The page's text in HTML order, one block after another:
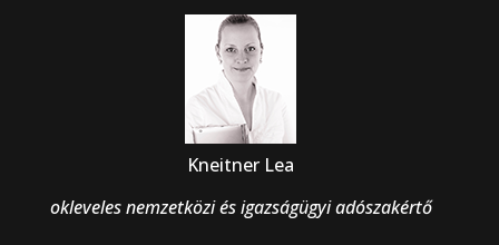
Kneitner Lea
okleveles nemzetközi és igazságügyi adószakértő